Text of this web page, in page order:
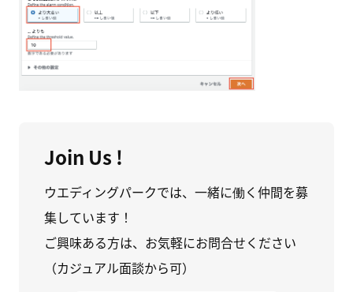
Join Us !
ウエディングパークでは、一緒に働く仲間を募
集しています！
ご興味ある方は、お気軽にお問合せください
（カジュアル面談から可）